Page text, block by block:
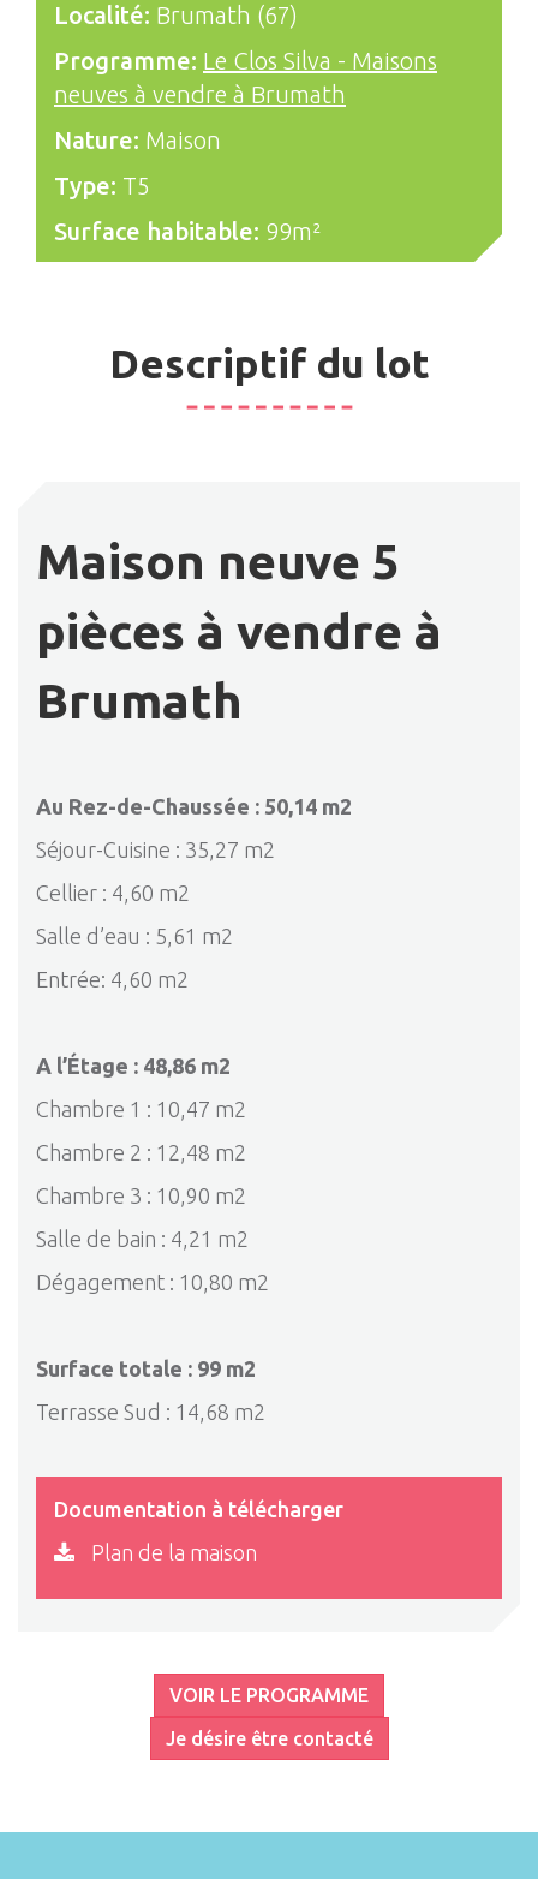
Localité: Brumath (67)
Programme: Le Clos Silva - Maisons
neuves à vendre à Brumath
Nature: Maison
Type: T5
Surface habitable: 99m²
Descriptif du lot
Maison neuve 5
pièces à vendre à
Brumath
Au Rez-de-Chaussée : 50,14 m2
Séjour-Cuisine : 35,27 m2
Cellier : 4,60 m2
Salle d’eau : 5,61 m2
Entrée: 4,60 m2
A l’Étage : 48,86 m2
Chambre 1 : 10,47 m2
Chambre 2 : 12,48 m2
Chambre 3 : 10,90 m2
Salle de bain : 4,21 m2
Dégagement : 10,80 m2
Surface totale : 99 m2
Terrasse Sud : 14,68 m2
Documentation à télécharger
Plan de la maison
VOIR LE PROGRAMME
Je désire être contacté